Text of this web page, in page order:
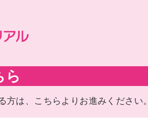
ら
方は、こちらよりお進みください。